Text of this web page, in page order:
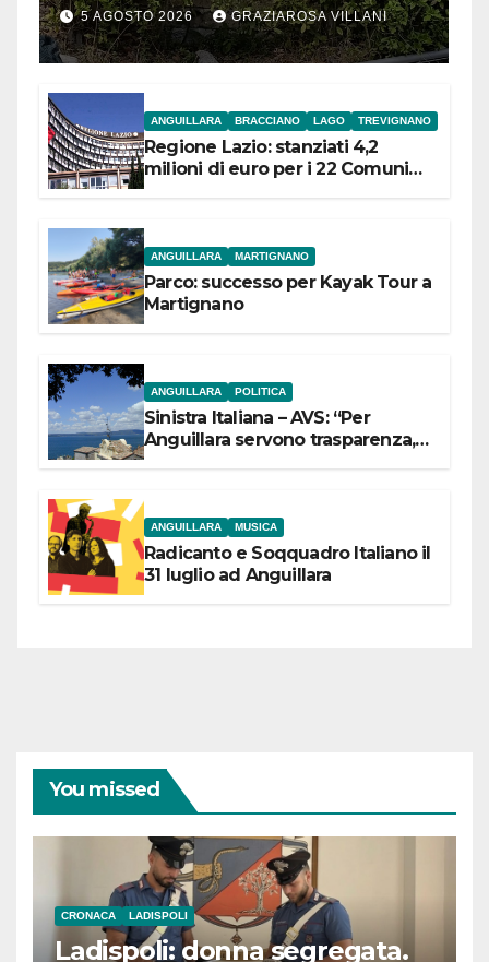
5 AGOSTO 2026 GRAZIAROSA VILLANI
ANGUILLARA BRACCIANO LAGO TREVIGNANO
Regione Lazio: stanziati 4,2
milioni di euro per i 22 Comuni
ANGUILLARA MARTIGNANO
Parco: successo per Kayak Tour a
Martignano
ANGUILLARA POLITICA
Sinistra Italiana – AVS: “Per
Anguillara servono trasparenza,
ANGUILLARA MUSICA
Radicanto e Soqquadro Italiano il
31 luglio ad Anguillara
You missed
CRONACA LADISPOLI
Ladispoli: donna segregata.